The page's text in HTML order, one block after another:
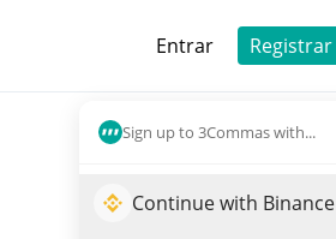
Entrar Registrar
Sign up to 3Commas with...
Continue with Binance